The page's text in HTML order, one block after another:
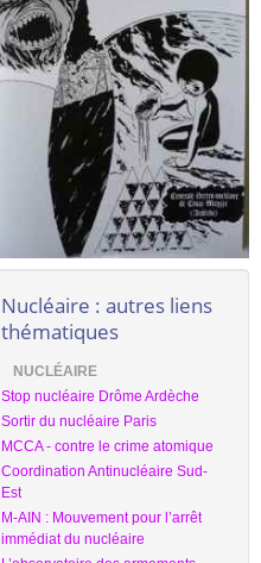
Nucléaire : autres liens
thématiques
NUCLÉAIRE
Stop nucléaire Drôme Ardèche
Sortir du nucléaire Paris
MCCA - contre le crime atomique
Coordination Antinucléaire Sud-
Est
M-AIN : Mouvement pour l’arrêt
immédiat du nucléaire